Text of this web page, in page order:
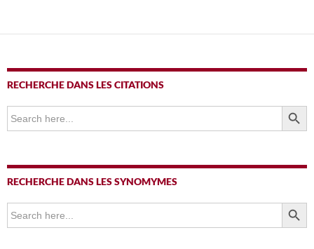
RECHERCHE DANS LES CITATIONS
Search
for:
SEARCH
RECHERCHE DANS LES SYNOMYMES
Search
for:
SEARCH